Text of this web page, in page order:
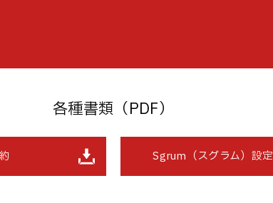
各種書類（PDF）
Sgrum（スグラム）設